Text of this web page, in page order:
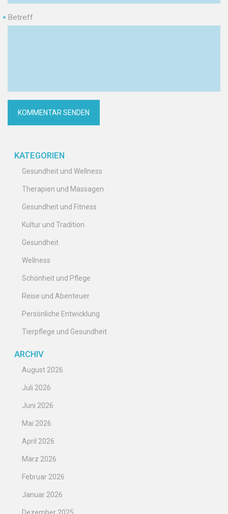
Betreff
*
KATEGORIEN
Gesundheit und Wellness
Therapien und Massagen
Gesundheit und Fitness
Kultur und Tradition
Gesundheit
Wellness
Schönheit und Pflege
Reise und Abenteuer
Persönliche Entwicklung
Tierpflege und Gesundheit
ARCHIV
August 2026
Juli 2026
Juni 2026
Mai 2026
April 2026
März 2026
Februar 2026
Januar 2026